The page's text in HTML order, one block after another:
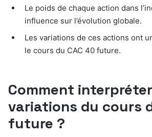
Le poids de chaque action dans
influence sur l’évolution globale.
Les variations de ces actions ont
le cours du CAC 40 future.
Comment
variations du cours
future ?